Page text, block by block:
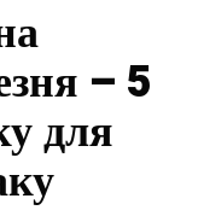
– 5
для